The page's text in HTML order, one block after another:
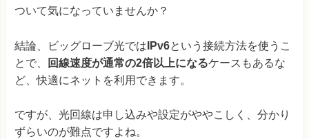
ついて気になっていませんか？
結論、ビッグローブ光では IPv6という接続方法を使うこ
とで、
回線速度が通常の2倍以上になるケースもあるな
ど、快適にネットを利用できます。
ですが、光回線は申し込みや設定がややこしく、分かり
ずらいのが難点ですよね。